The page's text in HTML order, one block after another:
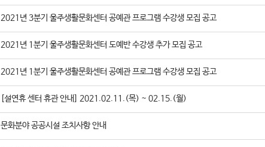
2021년 3분기 울주생활문화센터 공예관 프로그램 수강생 모집 공고
2021년 1분기 울주생활문화센터 도예반 수강생 추가 모집 공고
2021년 1분기 울주생활문화센터 공예관 프로그램 수강생 모집 공고
[설연휴 센터 휴관 안내] 2021.02.11.(목) ~ 02.15.(월)
문화분야 공공시설 조치사항 안내